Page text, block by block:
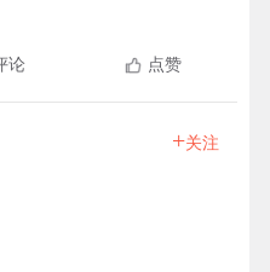
论 点赞
+关注